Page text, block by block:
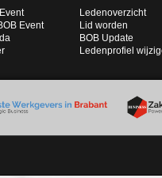
Event
Ledenoverzicht
Lid worden
BOB Update
Ledenprofiel